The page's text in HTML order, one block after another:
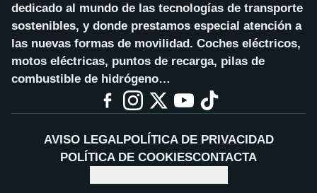
dedicado al mundo de las tecnologías de transporte
sostenibles, y donde prestamos especial atención a
las nuevas formas de movilidad. Coches eléctricos,
motos eléctricas, puntos de recarga, pilas de
combustible de hidrógeno…
AVISO LEGALPOLÍTICA DE PRIVACIDAD
POLÍTICA DE COOKIESCONTACTA